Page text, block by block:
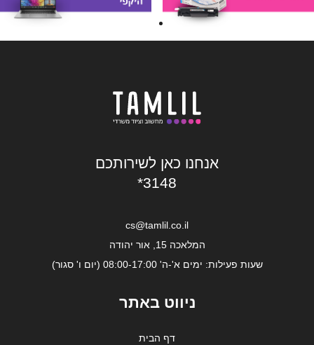
אנחנו כאן לשירותכם
*3148
cs@tamlil.co.il
המלאכה 15, אור יהודה
שעות פעילות: ימים א'-ה' 08:00-17:00 (יום ו' סגור)
ניווט באתר
דף הבית